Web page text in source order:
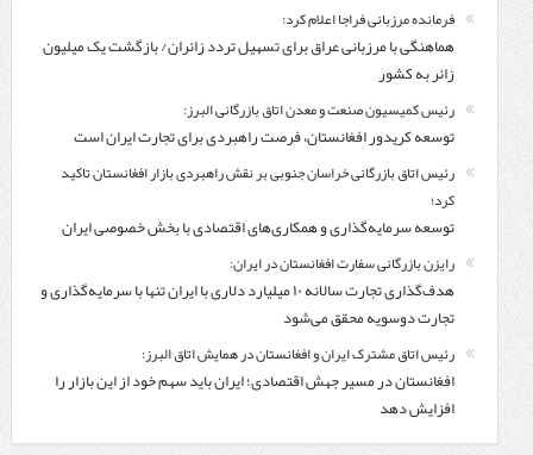
فرمانده مرزبانی فراجا اعلام کرد:
هماهنگی با مرزبانی عراق برای تسهیل تردد زائران/ بازگشت یک میلیون
زائر به کشور
رئیس کمیسیون صنعت و معدن اتاق بازرگانی البرز:
توسعه کریدور افغانستان، فرصت راهبردی برای تجارت ایران است
رئیس اتاق بازرگانی خراسان جنوبی بر نقش راهبردی بازار افغانستان تاکید
کرد؛
توسعه سرمایه‌گذاری و همکاری‌های اقتصادی با بخش خصوصی ایران
رایزن بازرگانی سفارت افغانستان در ایران:
هدف‌گذاری تجارت سالانه ۱۰ میلیارد دلاری با ایران تنها با سرمایه‌گذاری و
تجارت دوسویه محقق می‌شود
رئیس اتاق مشترک ایران و افغانستان در همایش اتاق البرز:
افغانستان در مسیر جهش اقتصادی؛ ایران باید سهم خود از این بازار را
افزایش دهد